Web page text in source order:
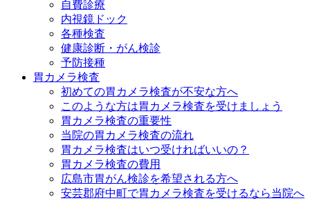
自費診療
内視鏡ドック
各種検査
健康診断・がん検診
予防接種
胃カメラ検査
初めての胃カメラ検査が不安な方へ
このような方は胃カメラ検査を受けましょう
胃カメラ検査の重要性
当院の胃カメラ検査の流れ
胃カメラ検査はいつ受ければいいの？
胃カメラ検査の費用
広島市胃がん検診を希望される方へ
安芸郡府中町で胃カメラ検査を受けるなら当院へ